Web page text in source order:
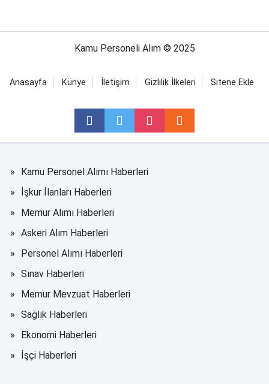
Kamu Personeli Alım © 2025
Anasayfa Künye İletişim Gizlilik İlkeleri Sitene Ekle
Kamu Personel Alımı Haberleri
İşkur İlanları Haberleri
Memur Alımı Haberleri
Askeri Alım Haberleri
Personel Alımı Haberleri
Sınav Haberleri
Memur Mevzuat Haberleri
Sağlık Haberleri
Ekonomi Haberleri
İşçi Haberleri